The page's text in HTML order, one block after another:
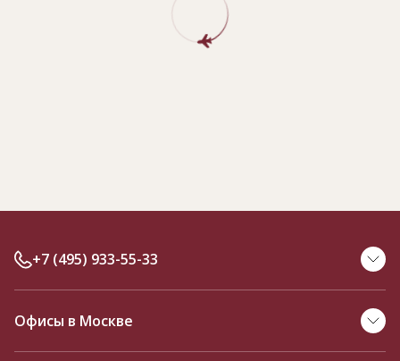
+7 (495) 933-55-33
Офисы в Москве